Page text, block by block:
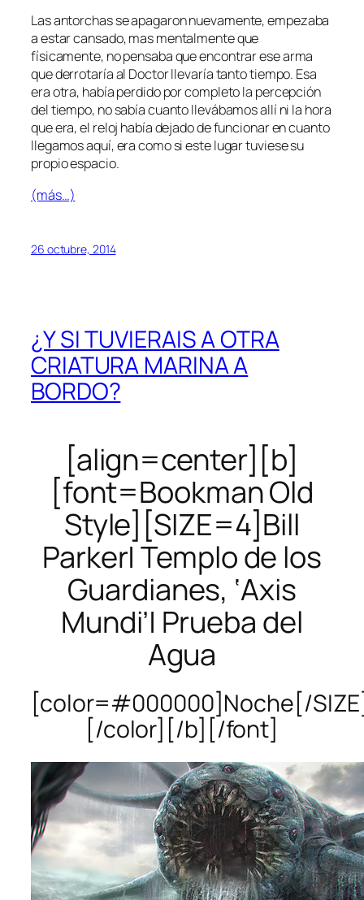
Las antorchas se apagaron nuevamente, empezaba
a estar cansado, mas mentalmente que
físicamente, no pensaba que encontrar ese arma
que derrotaría al Doctor llevaría tanto tiempo. Esa
era otra, había perdido por completo la percepción
del tiempo, no sabía cuanto llevábamos allí ni la hora
que era, el reloj había dejado de funcionar en cuanto
llegamos aquí, era como si este lugar tuviese su
propio espacio.
(más…)
26 octubre, 2014
¿Y SI TUVIERAIS A OTRA
CRIATURA MARINA A
BORDO?
[align=center][b]
[font=Bookman Old
Style][SIZE=4]Bill
Parker| Templo de los
Guardianes, ‘Axis
Mundi’| Prueba del
Agua
[color=#000000]Noche[/
[/color][/b][/font]